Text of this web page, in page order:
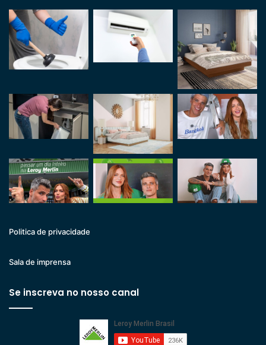
Politica de privacidade
Sala de imprensa
Se inscreva no nosso canal